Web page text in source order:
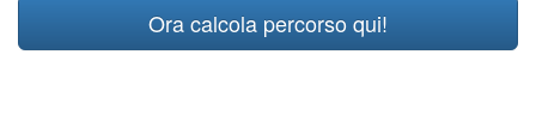
Ora calcola percorso qui!